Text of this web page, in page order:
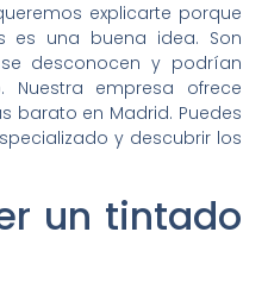
explicarte porque
es una buena idea. Son
desconocen y podrían
Nuestra empresa ofrece
barato en Madrid. Puedes
y descubrir los
un tintado